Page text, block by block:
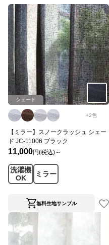
シェード
+2色
【ミラー】スノークラッシュ シェー
ド JC-11006 ブラック
11,000円(税込)～
洗濯機
OK
ミラー
無料生地サンプル